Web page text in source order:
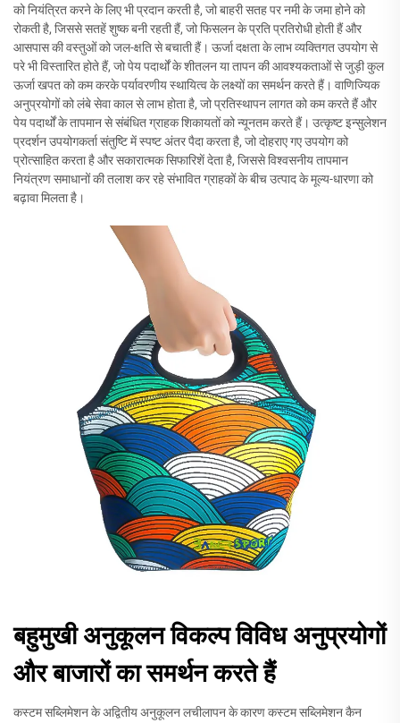
को नियंत्रित करने के लिए भी प्रदान करती है, जो बाहरी सतह पर नमी के जमा होने को
रोकती है, जिससे सतहें शुष्क बनी रहती हैं, जो फिसलन के प्रति प्रतिरोधी होती हैं और
आसपास की वस्तुओं को जल-क्षति से बचाती हैं। ऊर्जा दक्षता के लाभ व्यक्तिगत उपयोग से
परे भी विस्तारित होते हैं, जो पेय पदार्थों के शीतलन या तापन की आवश्यकताओं से जुड़ी कुल
ऊर्जा खपत को कम करके पर्यावरणीय स्थायित्व के लक्ष्यों का समर्थन करते हैं। वाणिज्यिक
अनुप्रयोगों को लंबे सेवा काल से लाभ होता है, जो प्रतिस्थापन लागत को कम करते हैं और
पेय पदार्थों के तापमान से संबंधित ग्राहक शिकायतों को न्यूनतम करते हैं। उत्कृष्ट इन्सुलेशन
प्रदर्शन उपयोगकर्ता संतुष्टि में स्पष्ट अंतर पैदा करता है, जो दोहराए गए उपयोग को
प्रोत्साहित करता है और सकारात्मक सिफारिशें देता है, जिससे विश्वसनीय तापमान
नियंत्रण समाधानों की तलाश कर रहे संभावित ग्राहकों के बीच उत्पाद के मूल्य-धारणा को
बढ़ावा मिलता है।
बहुमुखी अनुकूलन विकल्प विविध अनुप्रयोगों
और बाजारों का समर्थन करते हैं
कस्टम सब्लिमेशन के अद्वितीय अनुकूलन लचीलापन के कारण कस्टम सब्लिमेशन कैन